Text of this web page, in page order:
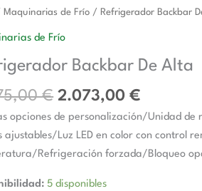
Maquinarias de Frío / Refrigerador Backbar
de Frío
Backbar De Alta
€
El
precio
era:
2.975,00 €.
2.073,00€
El
es:
opciones de personalización/Unidad
ajustables/Luz LED en color con
Refrigeración forzada/Bloqueo
5 disponibles